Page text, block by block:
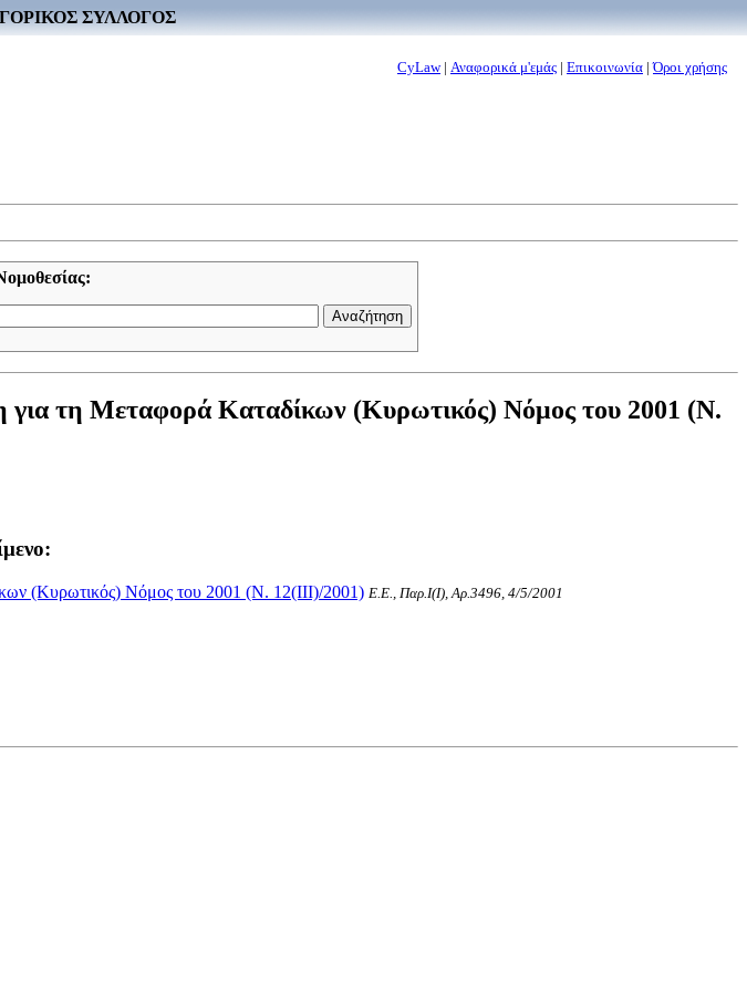
ΣΥΛΛΟΓΟΣ
CyLaw| Αναφορικά μ'εμάς | Επικοινωνία |Όροι χρήσης
τη Μεταφορά Καταδίκων (Κυρωτικός) Νόμος του 2001 (Ν.
(Κυρωτικός) Νόμος του 2001 (Ν. 12(III)/2001) Ε.Ε., Παρ.Ι(I), Αρ.3496, 4/5/2001